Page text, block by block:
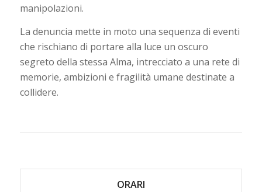
manipolazioni.
La denuncia mette in moto una sequenza di eventi
che rischiano di portare alla luce un oscuro
segreto della stessa Alma, intrecciato a una rete di
memorie, ambizioni e fragilità umane destinate a
collidere.
ORARI